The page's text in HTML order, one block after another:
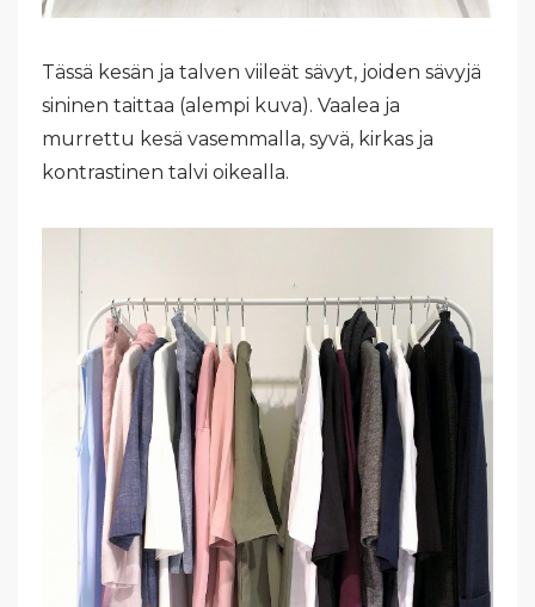
Tässä kesän ja talven viileät sävyt, joiden sävyjä
sininen taittaa (alempi kuva). Vaalea ja
murrettu kesä vasemmalla, syvä, kirkas ja
kontrastinen talvi oikealla.